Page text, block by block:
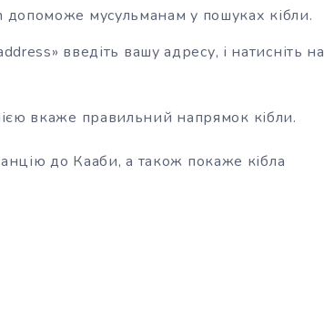
мусульманам у пошуках кібли.
введіть вашу адресу, і натисніть на
вкаже правильний напрямок кібли.
до Кааби, а також покаже кібла